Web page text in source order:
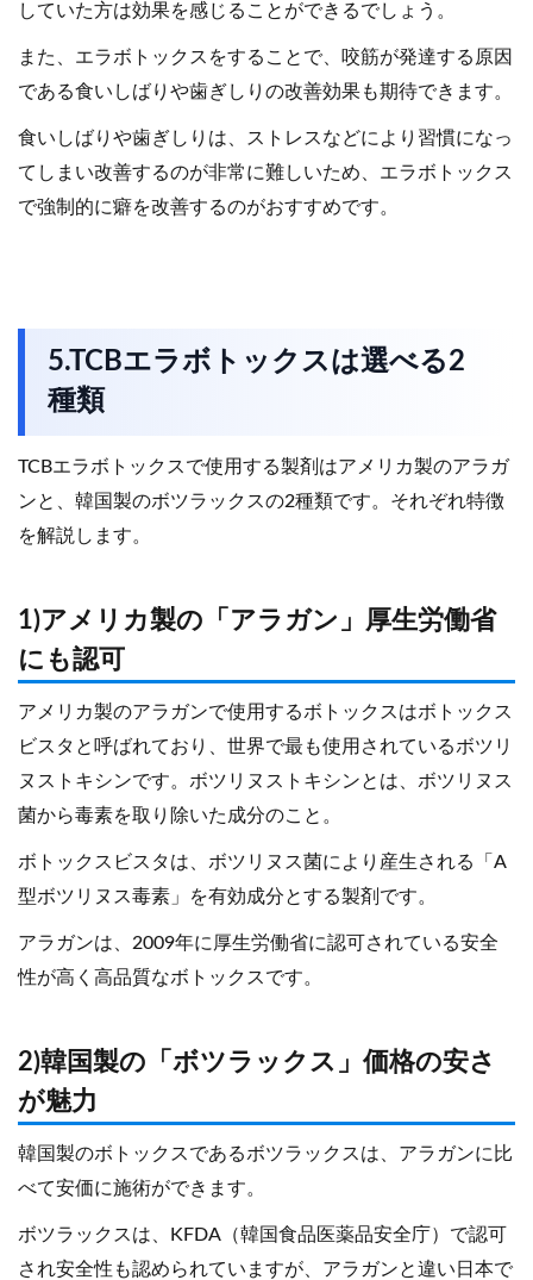
していた方は効果を感じることができるでしょう。
また、エラボトックスをすることで、咬筋が発達する原因
である食いしばりや歯ぎしりの改善効果も期待できます。
食いしばりや歯ぎしりは、ストレスなどにより習慣になっ
てしまい改善するのが非常に難しいため、エラボトックス
で強制的に癖を改善するのがおすすめです。
5.TCBエラボトックスは選べる2
種類
TCBエラボトックスで使用する製剤はアメリカ製のアラガ
ンと、韓国製のボツラックスの2種類です。それぞれ特徴
を解説します。
1)アメリカ製の「アラガン」厚生労働省
にも認可
アメリカ製のアラガンで使用するボトックスはボトックス
ビスタと呼ばれており、世界で最も使用されているボツリ
ヌストキシンです。ボツリヌストキシンとは、ボツリヌス
菌から毒素を取り除いた成分のこと。
ボトックスビスタは、ボツリヌス菌により産生される「A
型ボツリヌス毒素」を有効成分とする製剤です。
アラガンは、2009年に厚生労働省に認可されている安全
性が高く高品質なボトックスです。
2)韓国製の「ボツラックス」価格の安さ
が魅力
韓国製のボトックスであるボツラックスは、アラガンに比
べて安価に施術ができます。
ボツラックスは、KFDA（韓国食品医薬品安全庁）で認可
され安全性も認められていますが、アラガンと違い日本で